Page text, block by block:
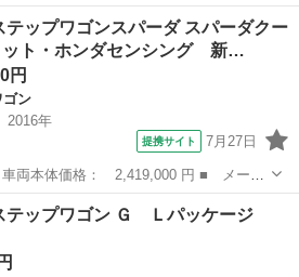
テップワゴンスパーダ ■ グレード
リット 純正 ９インチ ＳＤナビ／フ
プワゴン
テップワゴンスパーダ スパーダクー
ット・ホンダセンシング 新…
円
ゴン
2016年
提携サイト 7月27日
テップワゴンスパーダ ■ グレード
ト・ホンダセンシング 新品タイヤ／
プワゴン
テップワゴン Ｇ Ｌパッケージ